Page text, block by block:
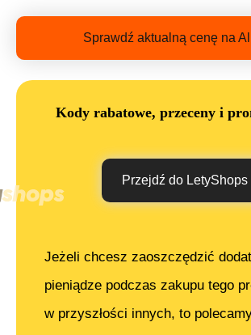
Sprawdź aktualną cenę na
Kody rabatowe, przeceny i
Przejdź do LetyShops
Jeżeli chcesz zaoszczędzić
pieniądze podczas zakupu tego
w przyszłości innych, to